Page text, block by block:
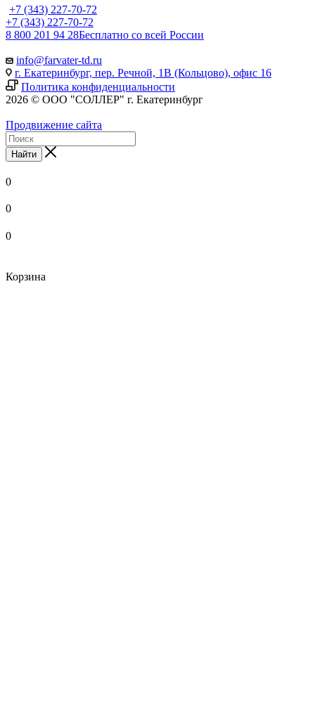
+7 (343) 227-70-72
+7 (343) 227-70-72
8 800 201 94 28Бесплатно со всей России
info@farvater-td.ru
г. Екатеринбург, пер. Речной, 1В (Кольцово), офис 16
Политика конфиденциальности
2026 © ООО "СОЛЛЕР" г. Екатеринбург
Продвижение сайта
Найти
0
0
0
Корзина